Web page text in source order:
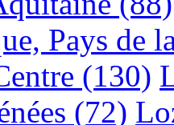
Pays de
(130)
(72)